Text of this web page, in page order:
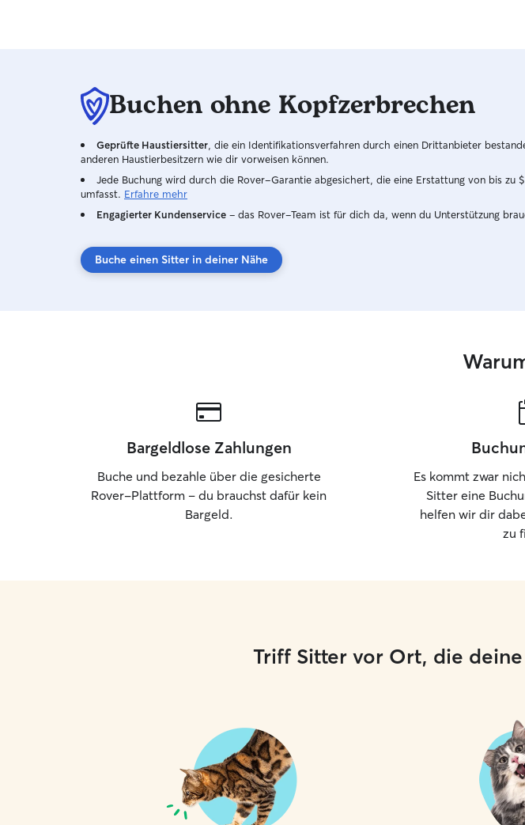
Buchen ohne Kopfzerbrechen
Geprüfte Haustiersitter , die ein Identifikationsverfahren durch einen Drittanbieter
anderen Haustierbesitzern wie dir vorweisen können.
Jede Buchung wird durch die Rover-Garantie abgesichert, die eine Erstattung von bis zu
umfasst. Erfahre mehr
Engagierter Kundenservice – das Rover-Team ist für dich da, wenn du Unterstützung
Buche einen Sitter in deiner Nähe
Bargeldlose Zahlungen
Buche und bezahle über die gesicherte
Rover-Plattform – du brauchst dafür kein
Bargeld.
Es kommt zwar
Sitter eine
helfen wir dir
zu
Triff Sitter vor Ort, die